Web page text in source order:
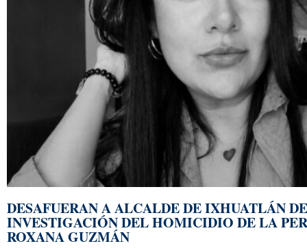
DESAFUERAN A ALCALDE DE IXHUATLÁN
INVESTIGACIÓN DEL HOMICIDIO DE LA
ROXANA GUZMÁN